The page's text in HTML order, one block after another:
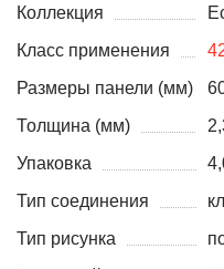
Коллекция
Класс применения
Размеры панели (мм)
Толщина (мм)
Упаковка
Тип соединения
Тип рисунка